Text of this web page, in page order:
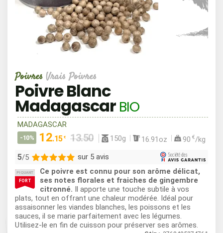
Poivres Vrais Poivres
Poivre Blanc
Madagascar BIO
MADAGASCAR
-10% 12.15 € 150g 16.91oz 90 €/kg
5/5 sur 5 avis
5
0
0
0
0
PIQUANT
FORT
Ce poivre est connu pour son arôme délicat,
ses notes florales et fraiches de gingembre
citronné. Il apporte une touche subtile à vos
plats, tout en offrant une chaleur modérée. Idéal pour
assaisonner les viandes blanches, les poissons et les
sauces, il se marie parfaitement avec les légumes.
Utilisez-le en fin de cuisson pour préserver ses arômes.